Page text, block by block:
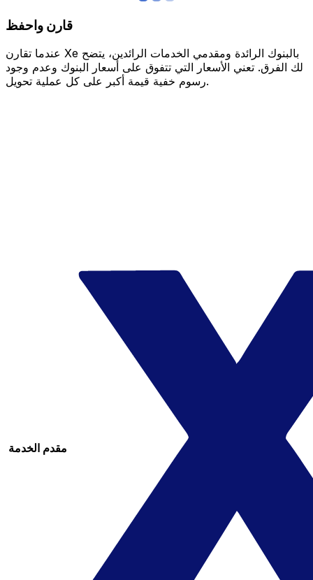
قارن واحفظ
عندما تقارن Xe بالبنوك الرائدة ومقدمي الخدمات الرائدين، يتضح
لك الفرق. تعني الأسعار التي تتفوق على أسعار البنوك وعدم وجود
رسوم خفية قيمة أكبر على كل عملية تحويل.
مقدم الخدمة